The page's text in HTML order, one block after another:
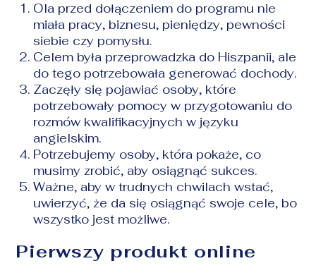
Ola przed dołączeniem do programu nie
miała pracy, biznesu, pieniędzy, pewności
siebie czy pomysłu.
Celem była przeprowadzka do Hiszpanii, ale
do tego potrzebowała generować dochody.
Zaczęły się pojawiać osoby, które
potrzebowały pomocy w przygotowaniu do
rozmów kwalifikacyjnych w języku
angielskim.
Potrzebujemy osoby, która pokaże, co
musimy zrobić, aby osiągnąć sukces.
Ważne, aby w trudnych chwilach wstać,
uwierzyć, że da się osiągnąć swoje cele, bo
wszystko jest możliwe.
Pierwszy produkt online